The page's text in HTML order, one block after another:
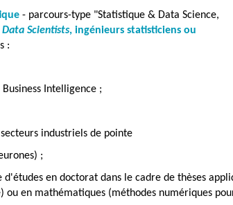
- parcours-type "Statistique & Data Science,
Data Scientists, ingénieurs statisticiens ou
:
Intelligence ;
industriels de pointe
;
en doctorat dans le cadre de thèses
ou en mathématiques (méthodes numériques